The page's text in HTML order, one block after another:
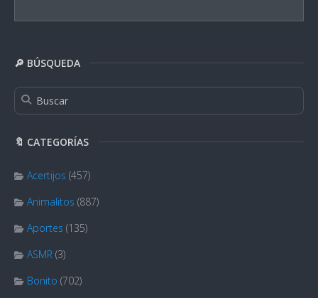
🔎 BÚSQUEDA
🔖 CATEGORÍAS
Acertijos (457)
Animalitos (887)
Aportes (135)
ASMR (3)
Bonito (702)